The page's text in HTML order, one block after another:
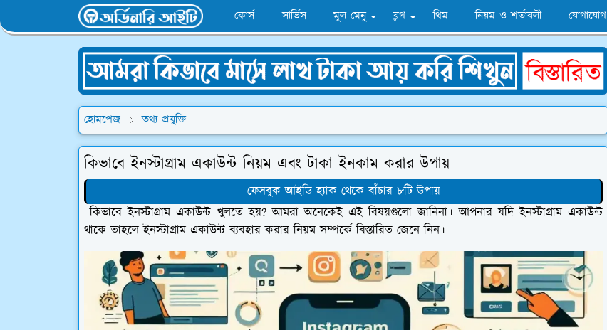
কোর্স সার্ভিস মূল মেনু ব্লগ থিম নিয়ম ও শর্তাবলী যোগাযোগ
হোমপেজ তথ্য প্রযুক্তি
কিভাবে ইনস্টাগ্রাম একাউন্ট নিয়ম এবং টাকা ইনকাম করার উপায়
ফেসবুক আইডি হ্যাক থেকে বাঁচার ৮টি উপায়
কিভাবে ইনস্টাগ্রাম একাউন্ট খুলতে হয়? আমরা অনেকেই এই বিষয়গুলো জানিনা। আপনার যদি ইনস্টাগ্রাম একাউন্ট
থাকে তাহলে ইনস্টাগ্রাম একাউন্ট ব্যবহার করার নিয়ম সম্পর্কে বিস্তারিত জেনে নিন।